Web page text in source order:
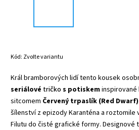
Kód: Zvolte variantu
Král bramborových lidí tento kousek
seriálové tričko s potiskem
sitcomem Červený trpaslík (Red Dwarf)
šílenství z epizody Karanténa a roztomile
Filutu do čisté grafické formy.